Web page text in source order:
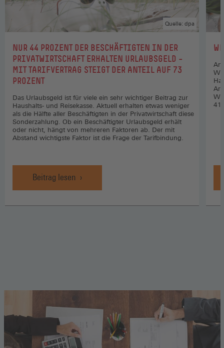
:NUR 44 PROZENT DER BESCHÄFTIGTEN IN DER
PRIVATWIRTSCHAFT ERHALTEN URLAUBSGELD –
MIT TARIFVERTRAG STEIGT DER ANTEIL AUF 73
PROZENT
Das Urlaubsgeld ist für viele ein sehr wichtiger Beitrag zur
Haushalts- und Reisekasse. Aktuell erhalten etwas weniger
als die Hälfte aller Beschäftigten in der Privatwirtschaft diese
Sonderzahlung. Ob ein Beschäftigter Urlaubsgeld erhält
oder nicht, hängt von mehreren Faktoren ab. Der mit
Abstand wichtigste Faktor ist die Frage der Tarifbindung.
Quelle: dpa
Beitrag lesen
:
41